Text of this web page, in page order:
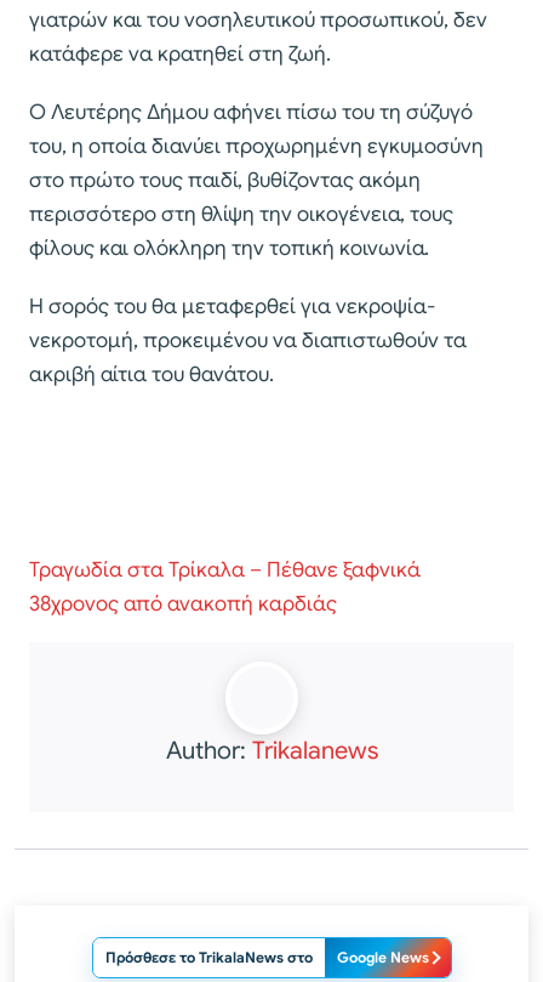
γιατρών και του νοσηλευτικού προσωπικού, δεν
κατάφερε να κρατηθεί στη ζωή.
Ο Λευτέρης Δήμου αφήνει πίσω του τη σύζυγό
του, η οποία διανύει προχωρημένη εγκυμοσύνη
στο πρώτο τους παιδί, βυθίζοντας ακόμη
περισσότερο στη θλίψη την οικογένεια, τους
φίλους και ολόκληρη την τοπική κοινωνία.
Η σορός του θα μεταφερθεί για νεκροψία-
νεκροτομή, προκειμένου να διαπιστωθούν τα
ακριβή αίτια του θανάτου.
Τραγωδία στα Τρίκαλα – Πέθανε ξαφνικά
38χρονος από ανακοπή καρδιάς
Author: Trikalanews
Πρόσθεσε το TrikalaNews στο Google News